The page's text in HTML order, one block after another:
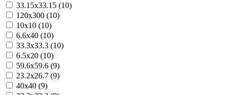
33.15x33.15 (10)
120x300 (10)
10x10 (10)
6.6x40 (10)
33.3x33.3 (10)
6.5x20 (10)
59.6x59.6 (9)
23.2x26.7 (9)
40x40 (9)